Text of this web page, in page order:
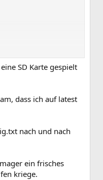
SD Karte gespielt
dass ich auf latest
nach und nach
ein frisches
kriege.